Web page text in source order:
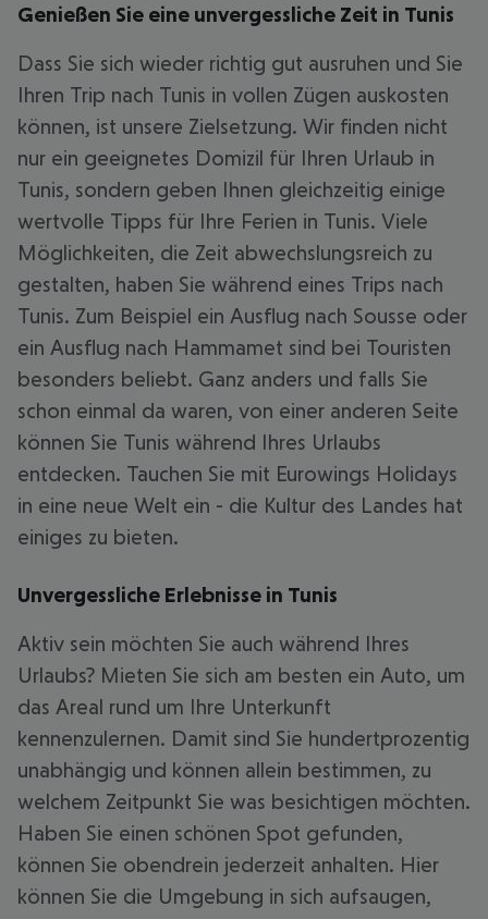
Genießen Sie eine unvergessliche Zeit in Tunis
Dass Sie sich wieder richtig gut ausruhen und Sie
Ihren Trip nach Tunis in vollen Zügen auskosten
können, ist unsere Zielsetzung. Wir finden nicht
nur ein geeignetes Domizil für Ihren Urlaub in
Tunis, sondern geben Ihnen gleichzeitig einige
wertvolle Tipps für Ihre Ferien in Tunis. Viele
Möglichkeiten, die Zeit abwechslungsreich zu
gestalten, haben Sie während eines Trips nach
Tunis. Zum Beispiel ein Ausflug nach Sousse oder
ein Ausflug nach Hammamet sind bei Touristen
besonders beliebt. Ganz anders und falls Sie
schon einmal da waren, von einer anderen Seite
können Sie Tunis während Ihres Urlaubs
entdecken. Tauchen Sie mit Eurowings Holidays
in eine neue Welt ein - die Kultur des Landes hat
einiges zu bieten.
Unvergessliche Erlebnisse in Tunis
Aktiv sein möchten Sie auch während Ihres
Urlaubs? Mieten Sie sich am besten ein Auto, um
das Areal rund um Ihre Unterkunft
kennenzulernen. Damit sind Sie hundertprozentig
unabhängig und können allein bestimmen, zu
welchem Zeitpunkt Sie was besichtigen möchten.
Haben Sie einen schönen Spot gefunden,
können Sie obendrein jederzeit anhalten. Hier
können Sie die Umgebung in sich aufsaugen,